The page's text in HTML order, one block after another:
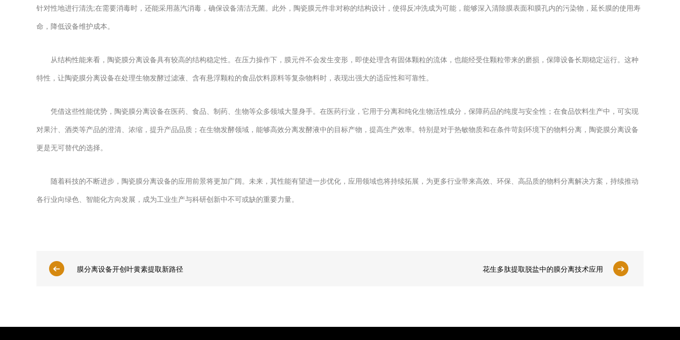
针对性地进行清洗;在需要消毒时，还能采用蒸汽消毒，确保设备清洁无菌。此外，陶瓷膜元件非对称的结构设计，使得反冲洗成为可能，能够深入清除膜表面和膜孔内的污染物，延长膜的使用寿
命，降低设备维护成本。​
从结构性能来看，陶瓷膜分离设备具有较高的结构稳定性。在压力操作下，膜元件不会发生变形，即使处理含有固体颗粒的流体，也能经受住颗粒带来的磨损，保障设备长期稳定运行。这种
特性，让陶瓷膜分离设备在处理生物发酵过滤液、含有悬浮颗粒的食品饮料原料等复杂物料时，表现出强大的适应性和可靠性。​
凭借这些性能优势，陶瓷膜分离设备在医药、食品、制药、生物等众多领域大显身手。在医药行业，它用于分离和纯化生物活性成分，保障药品的纯度与安全性；在食品饮料生产中，可实现
对果汁、酒类等产品的澄清、浓缩，提升产品品质；在生物发酵领域，能够高效分离发酵液中的目标产物，提高生产效率。特别是对于热敏物质和在条件苛刻环境下的物料分离，陶瓷膜分离设备
更是无可替代的选择。​
随着科技的不断进步，陶瓷膜分离设备的应用前景将更加广阔。未来，其性能有望进一步优化，应用领域也将持续拓展，为更多行业带来高效、环保、高品质的物料分离解决方案，持续推动
各行业向绿色、智能化方向发展，成为工业生产与科研创新中不可或缺的重要力量。
膜分离设备开创叶黄素提取新路径 花生多肽提取脱盐中的膜分离技术应用